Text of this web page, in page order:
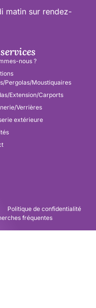
matin sur rendez-
nous ?
Pergolas/Moustiquaires
Extension/Carports
Verrières
extérieure
Politique de confidentialité
fréquentes